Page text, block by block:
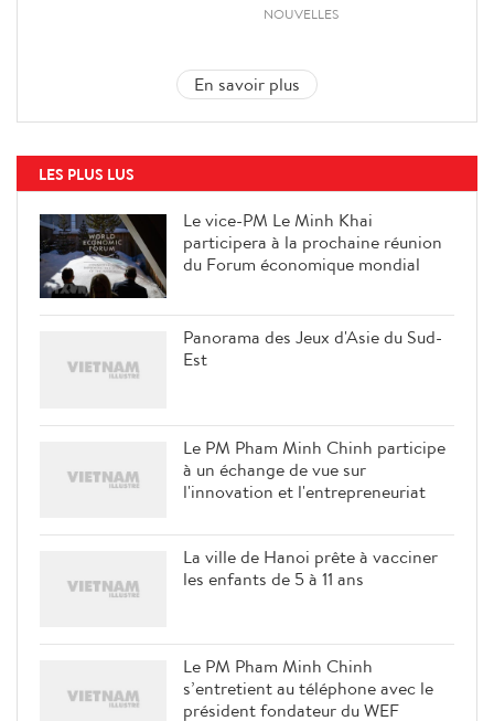
NOUVELLES
En savoir plus
LES PLUS LUS
Le vice-PM Le Minh Khai
participera à la prochaine réunion
du Forum économique mondial
Panorama des Jeux d'Asie du Sud-
Est
Le PM Pham Minh Chinh participe
à un échange de vue sur
l'innovation et l'entrepreneuriat
La ville de Hanoi prête à vacciner
les enfants de 5 à 11 ans
Le PM Pham Minh Chinh
s’entretient au téléphone avec le
président fondateur du WEF